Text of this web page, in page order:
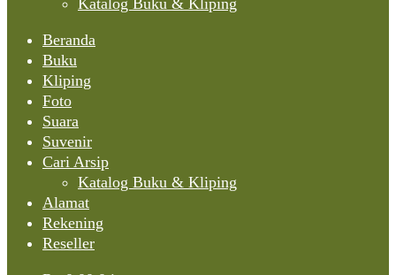
Katalog Buku & Kliping
Beranda
Buku
Kliping
Foto
Suara
Suvenir
Cari Arsip
Katalog Buku & Kliping
Alamat
Rekening
Reseller